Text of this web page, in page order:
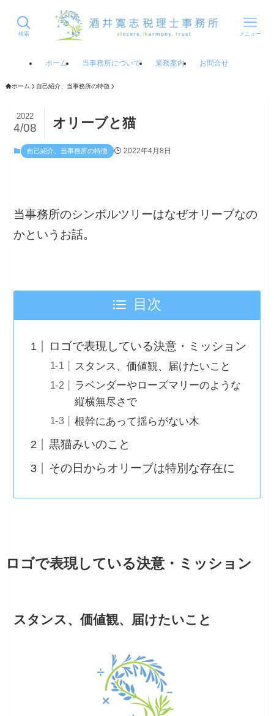
検索 メニュー
ホーム 当事務所について 業務案内 お問合せ
ホーム 自己紹介、当事務所の特徴
オリーブと猫
2022
4/08
自己紹介、当事務所の特徴 2022年4月8日
当事務所のシンボルツリーはなぜオリーブなの
かというお話。
目次
ロゴで表現している決意・ミッション
スタンス、価値観、届けたいこと
ラベンダーやローズマリーのような
縦横無尽さで
根幹にあって揺らがない木
黒猫みいのこと
その日からオリーブは特別な存在に
ロゴで表現している決意・ミッション
スタンス、価値観、届けたいこと